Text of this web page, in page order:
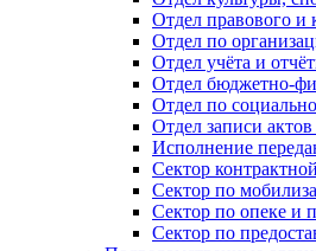
Отдел правового и
Отдел по
Отдел учёта и
Отдел бюджетно-
Отдел по
Отдел записи
Исполнение
Сектор
Сектор по
Сектор по опеке и
Сектор по